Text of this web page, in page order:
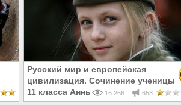
Русский мир и европейская
цивилизация. Сочинение ученицы
11 класса Анны Ждановой
16 266 653